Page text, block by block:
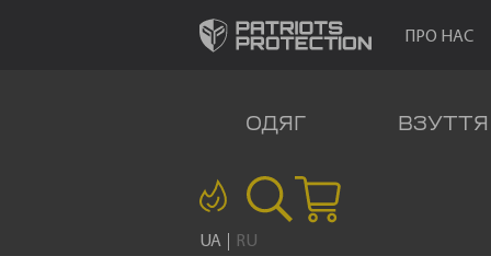
ПРО НАС
ОДЯГ ВЗУТТЯ
UA RU